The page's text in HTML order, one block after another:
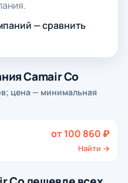
— сравнить
Camair Co
цена — минимальная
от 100 860 ₽
Найти →